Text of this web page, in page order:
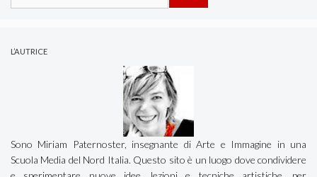
L’AUTRICE
Sono Miriam Paternoster, insegnante di Arte e Immagine in una
Scuola Media del Nord Italia. Questo sito è un luogo dove condividere